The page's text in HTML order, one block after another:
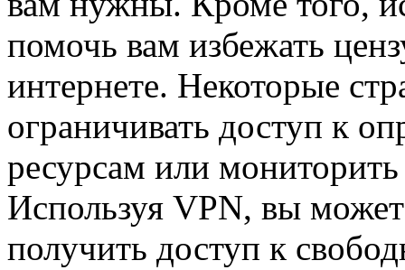
помочь вам избежать
интернете. Некоторые
ограничивать доступ к
ресурсам или
Используя VPN, вы
получить доступ к